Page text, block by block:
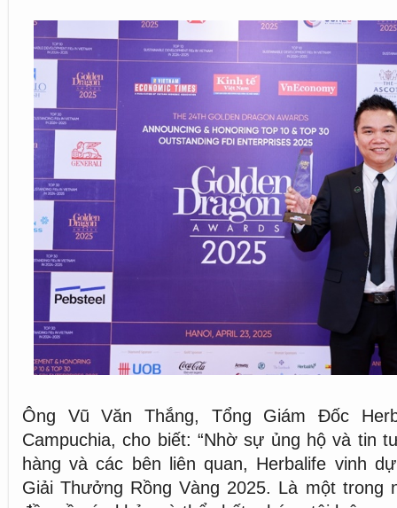
Ông Vũ Văn Thắng, Tổng Giám Đốc
Campuchia, cho biết: “Nhờ sự ủng hộ và tin
hàng và các bên liên quan, Herbalife vinh
Giải Thưởng Rồng Vàng 2025. Là một trong